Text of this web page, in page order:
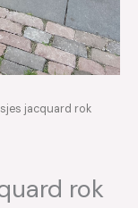
jacquard rok
rok